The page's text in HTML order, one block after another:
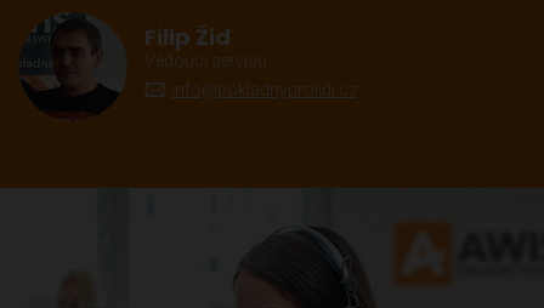
Filip Žid
Vedoucí servisu
info@pokladnyprolidi.cz